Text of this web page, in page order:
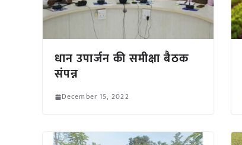
धान उपार्जन की समीक्षा बैठक
संपन्न
December 15, 2022